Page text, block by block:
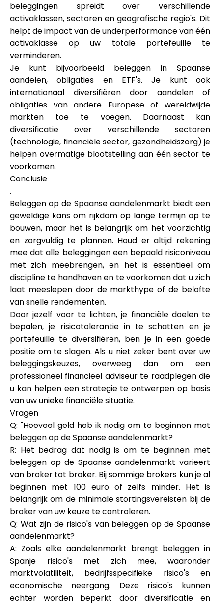
beleggingen spreidt over verschillende
activaklassen, sectoren en geografische regio's. Dit
helpt de impact van de underperformance van één
activaklasse op uw totale portefeuille te
verminderen.
Je kunt bijvoorbeeld beleggen in Spaanse
aandelen, obligaties en ETF's. Je kunt ook
internationaal diversifiëren door aandelen of
obligaties van andere Europese of wereldwijde
markten toe te voegen. Daarnaast kan
diversificatie over verschillende sectoren
(technologie, financiële sector, gezondheidszorg) je
helpen overmatige blootstelling aan één sector te
voorkomen.
Conclusie
.
Beleggen op de Spaanse aandelenmarkt biedt een
geweldige kans om rijkdom op lange termijn op te
bouwen, maar het is belangrijk om het voorzichtig
en zorgvuldig te plannen. Houd er altijd rekening
mee dat alle beleggingen een bepaald risiconiveau
met zich meebrengen, en het is essentieel om
discipline te handhaven en te voorkomen dat u zich
laat meeslepen door de markthype of de belofte
van snelle rendementen.
Door jezelf voor te lichten, je financiële doelen te
bepalen, je risicotolerantie in te schatten en je
portefeuille te diversifiëren, ben je in een goede
positie om te slagen. Als u niet zeker bent over uw
beleggingskeuzes, overweeg dan om een
professioneel financieel adviseur te raadplegen die
u kan helpen een strategie te ontwerpen op basis
van uw unieke financiële situatie.
Vragen
Q: "Hoeveel geld heb ik nodig om te beginnen met
beleggen op de Spaanse aandelenmarkt?
R: Het bedrag dat nodig is om te beginnen met
beleggen op de Spaanse aandelenmarkt varieert
van broker tot broker. Bij sommige brokers kun je al
beginnen met 100 euro of zelfs minder. Het is
belangrijk om de minimale stortingsvereisten bij de
broker van uw keuze te controleren.
Q: Wat zijn de risico's van beleggen op de Spaanse
aandelenmarkt?
A: Zoals elke aandelenmarkt brengt beleggen in
Spanje risico's met zich mee, waaronder
marktvolatiliteit, bedrijfsspecifieke risico's en
economische neergang. Deze risico's kunnen
echter worden beperkt door diversificatie en